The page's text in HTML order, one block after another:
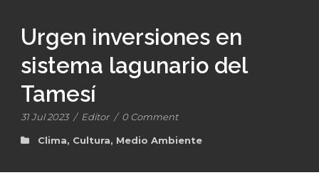
Urgen inversiones en
sistema lagunario del
Tamesí
31 Jul 2023 / Editor / 0 Comment
Clima, Cultura, Medio Ambiente